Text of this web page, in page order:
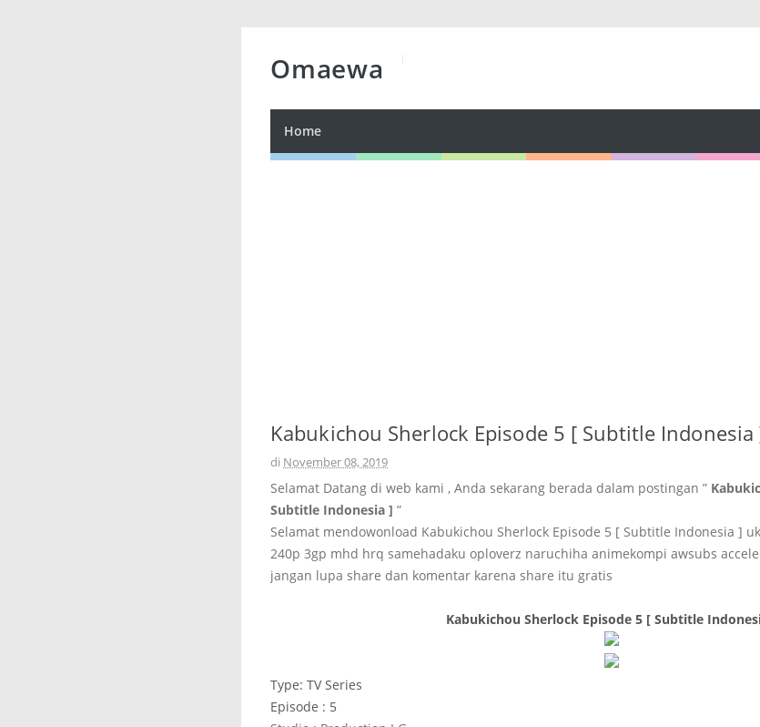
Omaewa
Home
Kabukichou Sherlock Episode 5 [ Subtitle Indonesia
di November 08, 2019
Selamat Datang di web kami , Anda sekarang berada dalam postingan ”
Subtitle Indonesia ] ”
Selamat mendowonload Kabukichou Sherlock Episode 5 [ Subtitle Indonesia ]
240p 3gp mhd hrq samehadaku oploverz naruchiha animekompi awsubs
jangan lupa share dan komentar karena share itu gratis
Kabukichou Sherlock Episode 5 [ Subtitle
Type: TV Series
Episode : 5